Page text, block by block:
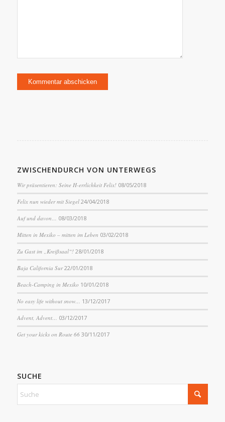
ZWISCHENDURCH VON UNTERWEGS
Wir präsentieren: Seine H-errlichkeit Felix! 08/05/2018
Felix nun wieder mit Siegel 24/04/2018
Auf und davon… 08/03/2018
Mitten in Mexiko – mitten im Leben 03/02/2018
Zu Gast im „Kreißsaal“! 28/01/2018
Baja California Sur 22/01/2018
Beach-Camping in Mexiko 10/01/2018
No easy life without snow… 13/12/2017
Advent, Advent… 03/12/2017
Get your kicks on Route 66 30/11/2017
SUCHE